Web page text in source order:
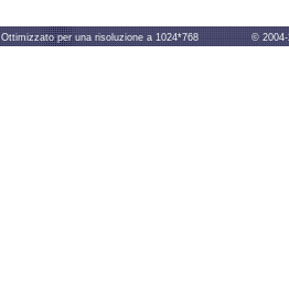
Ottimizzato per una risoluzione a 1024*768 © 2004-